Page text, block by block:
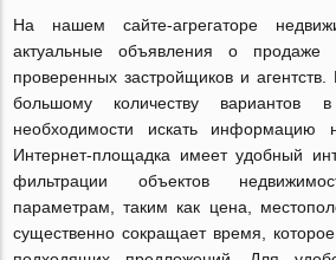
На нашем сайте-агрегаторе
актуальные объявления о
проверенных застройщиков и
большому количеству
необходимости искать информацию
Интернет-площадка имеет удобный
фильтрации объектов
параметрам, таким как цена,
существенно сокращает время,